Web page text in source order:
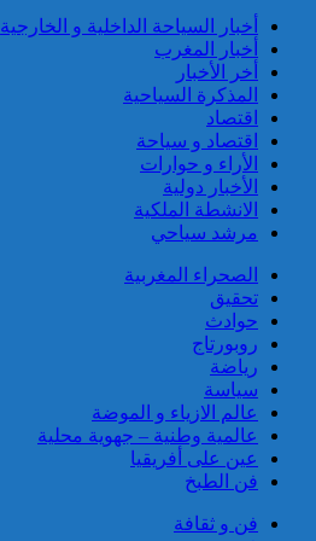
توقيف مواطن فرنسي من أصول
تونسية موضوع أمر دولي بإلقاء
القبض صادر عن السلطات
القضائية الفرنسية
إيفاد لجنة للبحث في ملابسات
وفاة 5 أشخاص بورش بناء سد
المختار السوسي
أخبار السياحة الداخلية و الخارجية
أخبار المغرب
أخر الأخبار
المذكرة السياحية
اقتصاد
اقتصاد و سياحة
الأراء و حوارات
الأخبار دولية
الانشطة الملكية
مرشد سياحي
الصحراء المغربية
تحقيق
حوادث
روبورتاج
رياضة
سياسة
عالم الازياء و الموضة
عالمية وطنية – جهوية محلية
عين على أفريقيا
فن الطبخ
فن و ثقافة